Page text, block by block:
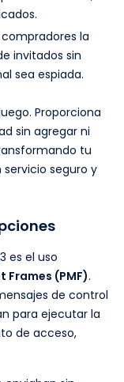
la
invitados sin
sea espiada.
Proporciona
sin agregar ni
tu
seguro y
es el uso
(PMF).
de control
para ejecutar la
de acceso,